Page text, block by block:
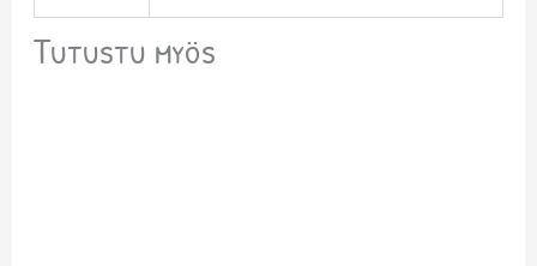
Tutustu myös